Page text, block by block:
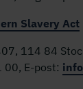
Slavery Act
114 84
00, E-post: